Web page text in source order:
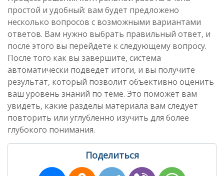
простой и удобный: вам будет предложено
несколько вопросов с возможными вариантами
ответов. Вам нужно выбрать правильный ответ, и
после этого вы перейдете к следующему вопросу.
После того как вы завершите, система
автоматически подведет итоги, и вы получите
результат, который позволит объективно оценить
ваш уровень знаний по теме. Это поможет вам
увидеть, какие разделы материала вам следует
повторить или углубленно изучить для более
глубокого понимания.
Поделиться